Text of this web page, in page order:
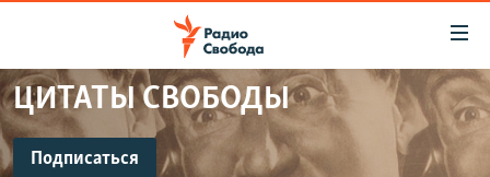
упрощенного
доступа
Вернуться
ПРОГРАММЫ
ПОДКАСТЫ
ЦИТАТЫ СВОБОДЫ
Подписаться